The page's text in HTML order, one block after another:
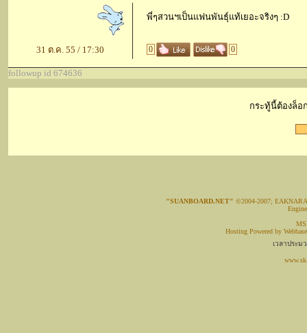
พี่ๆสวนฯเป็นแฟนพันธุ์แท้เยอะจริงๆ :D
31 ต.ค. 55 / 17:30 0 0
followup id 674636
กระทู้นี้ต้องล็อ
"SUANBOARD.NET" ©2004-2007;
Hosting Powered by
เวลาประม